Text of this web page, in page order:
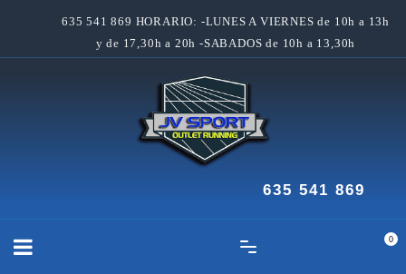
635 541 869 HORARIO: -LUNES A VIERNES de 10h a 13h
y de 17,30h a 20h -SABADOS de 10h a 13,30h
635 541 869
0